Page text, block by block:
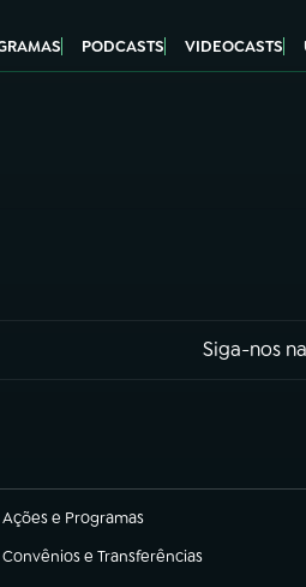
PODCASTS VIDEOCASTS
Siga-nos
Ações e Programas
(abre em nova aba)
Convênios e Transferências
(abre em nova aba)